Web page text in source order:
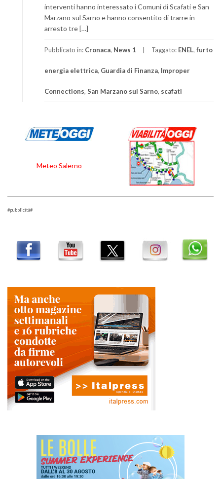
interventi hanno interessato i Comuni di Scafati e San
Marzano sul Sarno e hanno consentito di trarre in
arresto tre […]
Pubblicato in: Cronaca, News 1 Taggato: ENEL, furto
energia elettrica, Guardia di Finanza, Improper
Connections, San Marzano sul Sarno, scafati
Meteo Salerno
#pubblicità#